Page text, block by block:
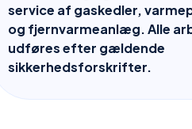
service af gaskedler,
og fjernvarmeanlæg. Alle
udføres efter gældende
sikkerhedsforskrifter.